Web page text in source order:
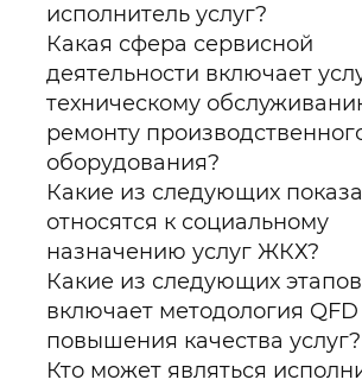
исполнитель услуг?
Какая сфера сервисной
деятельности включает
техническому
ремонту
оборудования?
Какие из следующих
относятся к социальному
назначению услуг ЖКХ?
Какие из следующих этапов
включает методология
повышения качества услуг?
Кто может являться